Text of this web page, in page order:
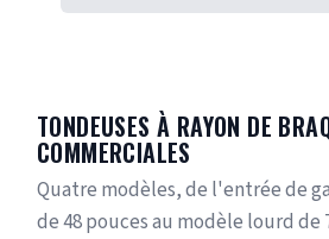
TONDEUSES À RAYON DE
COMMERCIALES
Quatre modèles, de l'entrée de
de 48 pouces au modèle lourd de